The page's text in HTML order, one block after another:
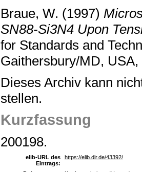
Braue, W. (1997)
SN88-Si3N4 Upon
for Standards and
Gaithersbury/MD, USA,
Dieses Archiv kann
stellen.
Kurzfassung
200198.
elib-URL des
Eintrags:
https://elib.dlr.de/43392/